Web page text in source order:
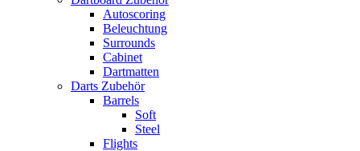
Autoscoring
Beleuchtung
Surrounds
Cabinet
Dartmatten
Darts Zubehör
Barrels
Soft
Steel
Flights